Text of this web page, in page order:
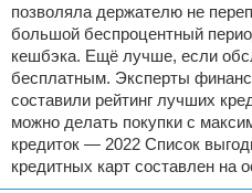
позволяла держателю не
большой беспроцентный
кешбэка. Ещё лучше, если
бесплатным. Эксперты
составили рейтинг лучших
можно делать покупки с
кредиток — 2022 Список
кредитных карт составлен на